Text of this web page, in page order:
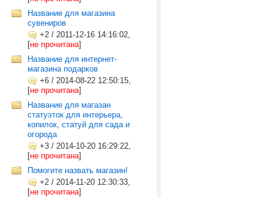
Название для магазина
сувениров
+2 / 2011-12-16 14:16:02,
[не прочитана]
Название для интернет-
магазина подарков
+6 / 2014-08-22 12:50:15,
[не прочитана]
Название для магазан
статуэток для интерьера,
копилок, статуй для сада и
огорода
+3 / 2014-10-20 16:29:22,
[не прочитана]
Помогите назвать магазин!
+2 / 2014-11-20 12:30:33,
[не прочитана]